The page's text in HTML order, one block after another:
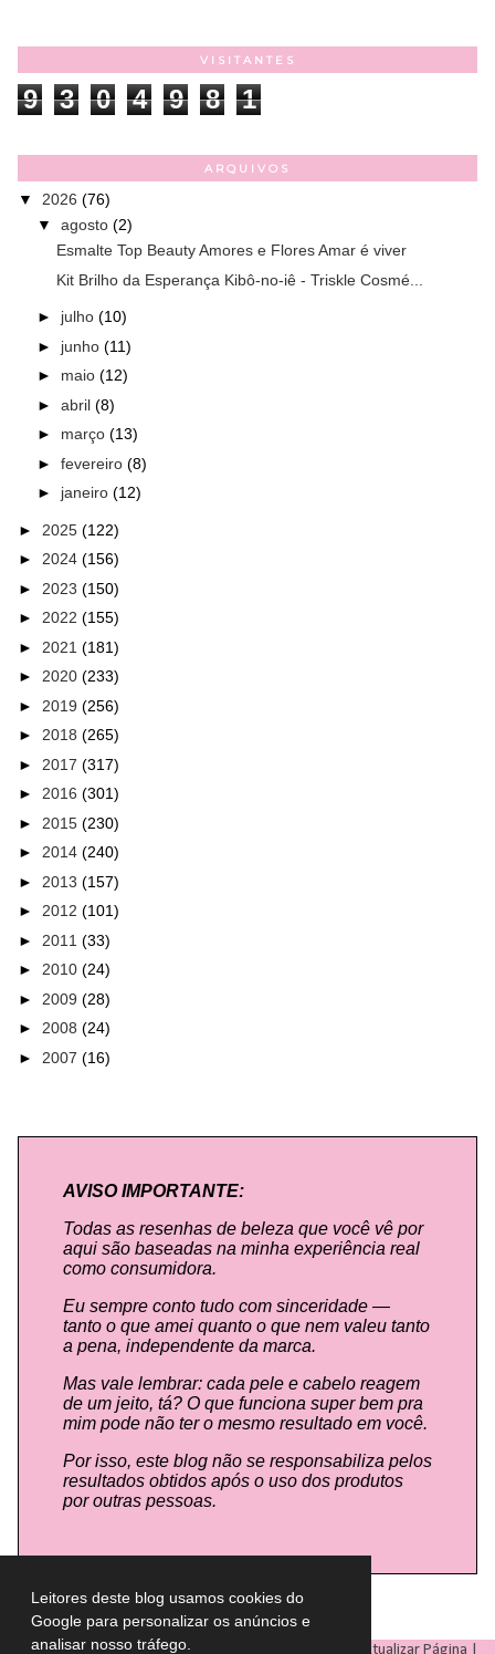
Leitores deste blog usamos cookies do
Google para personalizar os anúncios e
analisar nosso tráfego.
VISITANTES
9 3 0 4 9 8 1
ARQUIVOS
▼ 2026 (76)
▼ agosto (2)
Esmalte Top Beauty Amores e Flores Amar é viver
Kit Brilho da Esperança Kibô-no-iê - Triskle Cosmé...
► julho (10)
► junho (11)
► maio (12)
► abril (8)
► março (13)
► fevereiro (8)
► janeiro (12)
► 2025 (122)
► 2024 (156)
► 2023 (150)
► 2022 (155)
► 2021 (181)
► 2020 (233)
► 2019 (256)
► 2018 (265)
► 2017 (317)
► 2016 (301)
► 2015 (230)
► 2014 (240)
► 2013 (157)
► 2012 (101)
► 2011 (33)
► 2010 (24)
► 2009 (28)
► 2008 (24)
► 2007 (16)
AVISO IMPORTANTE:
Todas as resenhas de beleza que você vê por
aqui são baseadas na minha experiência real
como consumidora.
Eu sempre conto tudo com sinceridade —
tanto o que amei quanto o que nem valeu tanto
a pena, independente da marca.
Mas vale lembrar: cada pele e cabelo reagem
de um jeito, tá? O que funciona super bem pra
mim pode não ter o mesmo resultado em você.
Por isso, este blog não se responsabiliza pelos
resultados obtidos após o uso dos produtos
por outras pessoas.
LULU ON THE SKY - Todos os direitos reservados © | Atualizar Página